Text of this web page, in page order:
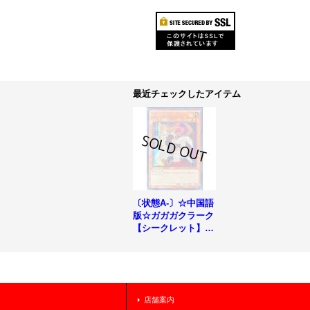
最近チェックしたアイテム
〔状態A-〕☆中国語
版☆ガガガクラーク
【シークレット】{C
店舗案内